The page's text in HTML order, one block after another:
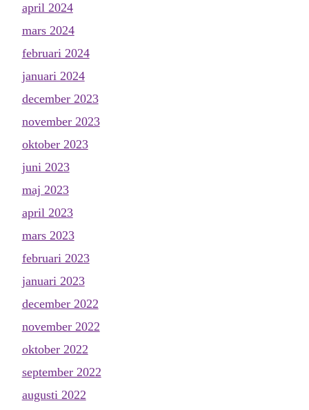
april 2024
mars 2024
februari 2024
januari 2024
december 2023
november 2023
oktober 2023
juni 2023
maj 2023
april 2023
mars 2023
februari 2023
januari 2023
december 2022
november 2022
oktober 2022
september 2022
augusti 2022